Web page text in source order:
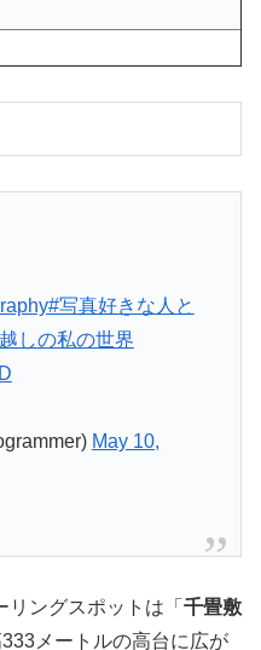
#写真好きな人と
しの私の世界
May 10,
ングスポットは「 千畳敷
メートルの高台に広が